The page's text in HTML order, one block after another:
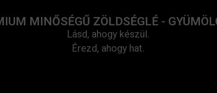
MINŐSÉGŰ ZÖLDSÉGLÉ -
Lásd, ahogy készül.
Érezd, ahogy hat.